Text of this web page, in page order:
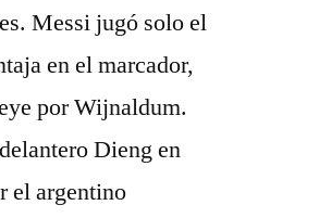
Messi jugó solo el
en el marcador,
por Wijnaldum.
Dieng en
el argentino